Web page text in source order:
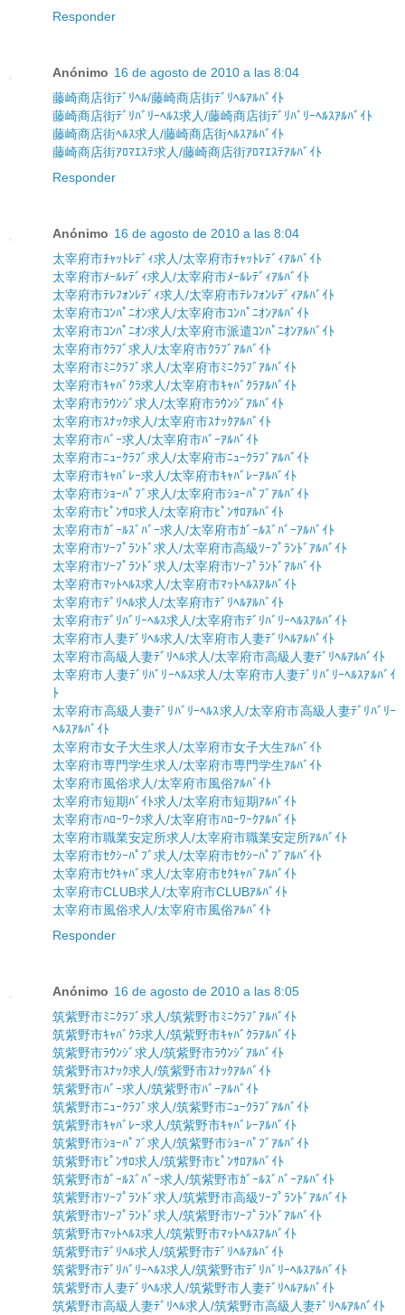
Responder
Anónimo 16 de agosto de 2010 a las 8:04
藤崎商店街ﾃﾞﾘﾍﾙ/藤崎商店街ﾃﾞﾘﾍﾙｱﾙﾊﾞｲﾄ
藤崎商店街ﾃﾞﾘﾊﾞﾘｰﾍﾙｽ求人/藤崎商店街ﾃﾞﾘﾊﾞﾘｰﾍﾙｽｱﾙﾊﾞｲﾄ
藤崎商店街ﾍﾙｽ求人/藤崎商店街ﾍﾙｽｱﾙﾊﾞｲﾄ
藤崎商店街ｱﾛﾏｴｽﾃ求人/藤崎商店街ｱﾛﾏｴｽﾃｱﾙﾊﾞｲﾄ
Responder
Anónimo 16 de agosto de 2010 a las 8:04
太宰府市ﾁｬｯﾄﾚﾃﾞｨ求人/太宰府市ﾁｬｯﾄﾚﾃﾞｨｱﾙﾊﾞｲﾄ
太宰府市ﾒｰﾙﾚﾃﾞｨ求人/太宰府市ﾒｰﾙﾚﾃﾞｨｱﾙﾊﾞｲﾄ
太宰府市ﾃﾚﾌｫﾝﾚﾃﾞｨ求人/太宰府市ﾃﾚﾌｫﾝﾚﾃﾞｨｱﾙﾊﾞｲﾄ
太宰府市ｺﾝﾊﾟﾆｵﾝ求人/太宰府市ｺﾝﾊﾟﾆｵﾝｱﾙﾊﾞｲﾄ
太宰府市ｺﾝﾊﾟﾆｵﾝ求人/太宰府市派遣ｺﾝﾊﾟﾆｵﾝｱﾙﾊﾞｲﾄ
太宰府市ｸﾗﾌﾞ求人/太宰府市ｸﾗﾌﾞｱﾙﾊﾞｲﾄ
太宰府市ﾐﾆｸﾗﾌﾞ求人/太宰府市ﾐﾆｸﾗﾌﾞｱﾙﾊﾞｲﾄ
太宰府市ｷｬﾊﾞｸﾗ求人/太宰府市ｷｬﾊﾞｸﾗｱﾙﾊﾞｲﾄ
太宰府市ﾗｳﾝｼﾞ求人/太宰府市ﾗｳﾝｼﾞｱﾙﾊﾞｲﾄ
太宰府市ｽﾅｯｸ求人/太宰府市ｽﾅｯｸｱﾙﾊﾞｲﾄ
太宰府市ﾊﾞｰ求人/太宰府市ﾊﾞｰｱﾙﾊﾞｲﾄ
太宰府市ﾆｭｰｸﾗﾌﾞ求人/太宰府市ﾆｭｰｸﾗﾌﾞｱﾙﾊﾞｲﾄ
太宰府市ｷｬﾊﾞﾚｰ求人/太宰府市ｷｬﾊﾞﾚｰｱﾙﾊﾞｲﾄ
太宰府市ｼｮｰﾊﾟﾌﾞ求人/太宰府市ｼｮｰﾊﾟﾌﾞｱﾙﾊﾞｲﾄ
太宰府市ﾋﾟﾝｻﾛ求人/太宰府市ﾋﾟﾝｻﾛｱﾙﾊﾞｲﾄ
太宰府市ｶﾞｰﾙｽﾞﾊﾞｰ求人/太宰府市ｶﾞｰﾙｽﾞﾊﾞｰｱﾙﾊﾞｲﾄ
太宰府市ｿｰﾌﾟﾗﾝﾄﾞ求人/太宰府市高級ｿｰﾌﾟﾗﾝﾄﾞｱﾙﾊﾞｲﾄ
太宰府市ｿｰﾌﾟﾗﾝﾄﾞ求人/太宰府市ｿｰﾌﾟﾗﾝﾄﾞｱﾙﾊﾞｲﾄ
太宰府市ﾏｯﾄﾍﾙｽ求人/太宰府市ﾏｯﾄﾍﾙｽｱﾙﾊﾞｲﾄ
太宰府市ﾃﾞﾘﾍﾙ求人/太宰府市ﾃﾞﾘﾍﾙｱﾙﾊﾞｲﾄ
太宰府市ﾃﾞﾘﾊﾞﾘｰﾍﾙｽ求人/太宰府市ﾃﾞﾘﾊﾞﾘｰﾍﾙｽｱﾙﾊﾞｲﾄ
太宰府市人妻ﾃﾞﾘﾍﾙ求人/太宰府市人妻ﾃﾞﾘﾍﾙｱﾙﾊﾞｲﾄ
太宰府市高級人妻ﾃﾞﾘﾍﾙ求人/太宰府市高級人妻ﾃﾞﾘﾍﾙｱﾙﾊﾞｲﾄ
太宰府市人妻ﾃﾞﾘﾊﾞﾘｰﾍﾙｽ求人/太宰府市人妻ﾃﾞﾘﾊﾞﾘｰﾍﾙｽｱﾙﾊﾞｲ
ﾄ
太宰府市高級人妻ﾃﾞﾘﾊﾞﾘｰﾍﾙｽ求人/太宰府市高級人妻ﾃﾞﾘﾊﾞﾘｰ
ﾍﾙｽｱﾙﾊﾞｲﾄ
太宰府市女子大生求人/太宰府市女子大生ｱﾙﾊﾞｲﾄ
太宰府市専門学生求人/太宰府市専門学生ｱﾙﾊﾞｲﾄ
太宰府市風俗求人/太宰府市風俗ｱﾙﾊﾞｲﾄ
太宰府市短期ﾊﾞｲﾄ求人/太宰府市短期ｱﾙﾊﾞｲﾄ
太宰府市ﾊﾛｰﾜｰｸ求人/太宰府市ﾊﾛｰﾜｰｸｱﾙﾊﾞｲﾄ
太宰府市職業安定所求人/太宰府市職業安定所ｱﾙﾊﾞｲﾄ
太宰府市ｾｸｼｰﾊﾟﾌﾞ求人/太宰府市ｾｸｼｰﾊﾟﾌﾞｱﾙﾊﾞｲﾄ
太宰府市ｾｸｷｬﾊﾞ求人/太宰府市ｾｸｷｬﾊﾞｱﾙﾊﾞｲﾄ
太宰府市CLUB求人/太宰府市CLUBｱﾙﾊﾞｲﾄ
太宰府市風俗求人/太宰府市風俗ｱﾙﾊﾞｲﾄ
Responder
Anónimo 16 de agosto de 2010 a las 8:05
筑紫野市ﾐﾆｸﾗﾌﾞ求人/筑紫野市ﾐﾆｸﾗﾌﾞｱﾙﾊﾞｲﾄ
筑紫野市ｷｬﾊﾞｸﾗ求人/筑紫野市ｷｬﾊﾞｸﾗｱﾙﾊﾞｲﾄ
筑紫野市ﾗｳﾝｼﾞ求人/筑紫野市ﾗｳﾝｼﾞｱﾙﾊﾞｲﾄ
筑紫野市ｽﾅｯｸ求人/筑紫野市ｽﾅｯｸｱﾙﾊﾞｲﾄ
筑紫野市ﾊﾞｰ求人/筑紫野市ﾊﾞｰｱﾙﾊﾞｲﾄ
筑紫野市ﾆｭｰｸﾗﾌﾞ求人/筑紫野市ﾆｭｰｸﾗﾌﾞｱﾙﾊﾞｲﾄ
筑紫野市ｷｬﾊﾞﾚｰ求人/筑紫野市ｷｬﾊﾞﾚｰｱﾙﾊﾞｲﾄ
筑紫野市ｼｮｰﾊﾟﾌﾞ求人/筑紫野市ｼｮｰﾊﾟﾌﾞｱﾙﾊﾞｲﾄ
筑紫野市ﾋﾟﾝｻﾛ求人/筑紫野市ﾋﾟﾝｻﾛｱﾙﾊﾞｲﾄ
筑紫野市ｶﾞｰﾙｽﾞﾊﾞｰ求人/筑紫野市ｶﾞｰﾙｽﾞﾊﾞｰｱﾙﾊﾞｲﾄ
筑紫野市ｿｰﾌﾟﾗﾝﾄﾞ求人/筑紫野市高級ｿｰﾌﾟﾗﾝﾄﾞｱﾙﾊﾞｲﾄ
筑紫野市ｿｰﾌﾟﾗﾝﾄﾞ求人/筑紫野市ｿｰﾌﾟﾗﾝﾄﾞｱﾙﾊﾞｲﾄ
筑紫野市ﾏｯﾄﾍﾙｽ求人/筑紫野市ﾏｯﾄﾍﾙｽｱﾙﾊﾞｲﾄ
筑紫野市ﾃﾞﾘﾍﾙ求人/筑紫野市ﾃﾞﾘﾍﾙｱﾙﾊﾞｲﾄ
筑紫野市ﾃﾞﾘﾊﾞﾘｰﾍﾙｽ求人/筑紫野市ﾃﾞﾘﾊﾞﾘｰﾍﾙｽｱﾙﾊﾞｲﾄ
筑紫野市人妻ﾃﾞﾘﾍﾙ求人/筑紫野市人妻ﾃﾞﾘﾍﾙｱﾙﾊﾞｲﾄ
筑紫野市高級人妻ﾃﾞﾘﾍﾙ求人/筑紫野市高級人妻ﾃﾞﾘﾍﾙｱﾙﾊﾞｲﾄ